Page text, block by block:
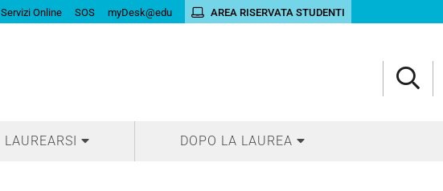
Servizi Online SOS myDesk@edu AREA RISERVATA STUDENTI
LAUREARSI DOPO LA LAUREA